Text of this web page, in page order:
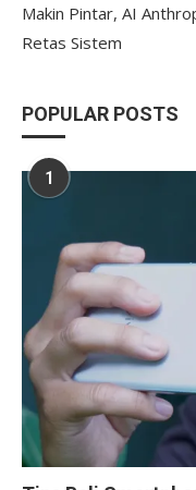
Makin Pintar, AI
Retas Sistem
POPULAR POSTS
1